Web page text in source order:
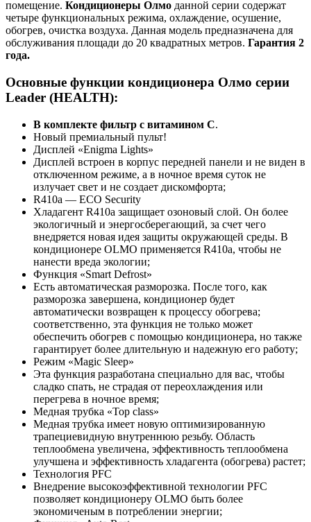
помещение. Кондиционеры Олмо данной серии содержат
четыре функциональных режима, охлаждение, осушение,
обогрев, очистка воздуха. Данная модель предназначена для
обслуживания площади до 20 квадратных метров. Гарантия 2
года.
Основные функции кондиционера Олмо серии
Leader (HEALTH):
В комплекте фильтр с витамином C.
Новый премиальный пульт!
Дисплей «Enigma Lights»
Дисплей встроен в корпус передней панели и не виден в
отключенном режиме, а в ночное время суток не
излучает свет и не создает дискомфорта;
R410a — ECO Security
Хладагент R410a защищает озоновый слой. Он более
экологичный и энергосберегающий, за счет чего
внедряется новая идея защиты окружающей среды. В
кондиционере OLMO применяется R410a, чтобы не
нанести вреда экологии;
Функция «Smart Defrost»
Есть автоматическая разморозка. После того, как
разморозка завершена, кондиционер будет
автоматически возвращен к процессу обогрева;
соответственно, эта функция не только может
обеспечить обогрев с помощью кондиционера, но также
гарантирует более длительную и надежную его работу;
Режим «Magic Sleep»
Эта функция разработана специально для вас, чтобы
сладко спать, не страдая от переохлаждения или
перегрева в ночное время;
Медная трубка «Top class»
Медная трубка имеет новую оптимизированную
трапециевидную внутреннюю резьбу. Область
теплообмена увеличена, эффективность теплообмена
улучшена и эффективность хладагента (обогрева) растет;
Технология PFC
Внедрение высокоэффективной технологии PFC
позволяет кондиционеру OLMO быть более
экономиченым в потреблении энергии;